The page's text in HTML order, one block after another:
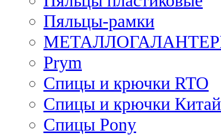
Пяльцы-рамки
Prym
Спицы и крючки RTO
Спицы и крючки Китай
Спицы Pony